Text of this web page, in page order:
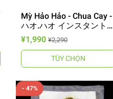
Mỳ Hảo Hảo - Chua Cay -
ハオ.ハオ インスタントラ
ーメン
¥1,990 ¥2,290
TÙY CHỌN
- 47%